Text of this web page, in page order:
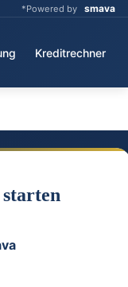
*Powered by smava
Kreditrechner